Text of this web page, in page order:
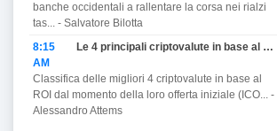
banche occidentali a rallentare la corsa nei rialzi
tas... - Salvatore Bilotta
8:15
AM
Le 4 principali criptovalute in base al ROI.
Classifica delle migliori 4 criptovalute in base al
ROI dal momento della loro offerta iniziale (ICO... -
Alessandro Attems